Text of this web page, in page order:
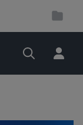
Suche